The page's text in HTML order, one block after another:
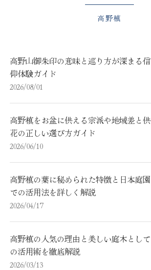
高野槙
高野山御朱印の意味と巡り方が深まる信
仰体験ガイド
2026/08/01
高野槙をお盆に供える宗派や地域差と供
花の正しい選び方ガイド
2026/06/10
高野槙の葉に秘められた特徴と日本庭園
での活用法を詳しく解説
2026/04/17
高野槙の人気の理由と美しい庭木として
の活用術を徹底解説
2026/03/13